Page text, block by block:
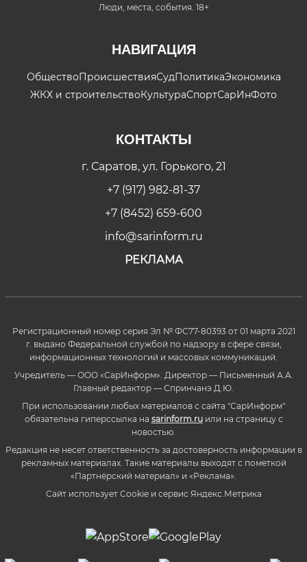
Люди, места, события. 18+
НАВИГАЦИЯ
ОбществоПроисшествияСудПолитикаЭкономика
ЖКХ и строительствоКультураСпортСарИнФото
КОНТАКТЫ
г. Саратов, ул. Горького, 21
+7 (917) 982-81-37
+7 (8452) 659-600
info@sarinform.ru
РЕКЛАМА
Регистрационный номер серия Эл № ФС77-80393 от 01 марта 2021
г. выдано Федеральной службой по надзору в сфере связи,
информационных технологий и массовых коммуникаций.
Учредитель — ООО «СарИнформ». Директор — Письменный А.А.
Главный редактор — Спринчанэ Д.Ю.
При использовании любых материалов с сайта "СарИнформ"
обязательна гиперссылка на sarinform.ruили на страницу с
новостью.
Редакция не несет ответственность за достоверность информации в
рекламных материалах. Такие материалы выходят с пометкой
«Партнёрский материал» и «Реклама».
Сайт использует Cookie и сервиc Яндекс.Метрика